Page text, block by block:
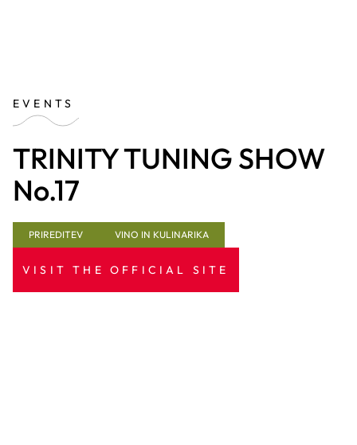
EVENTS
TRINITY TUNING SHOW
No.17
PRIREDITEV VINO IN KULINARIKA
VISIT THE OFFICIAL SITE